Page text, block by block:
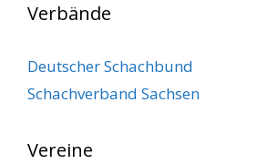
Verbände
Deutscher Schachbund
Schachverband Sachsen
Vereine